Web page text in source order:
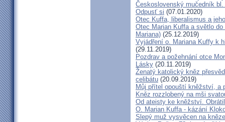
Československý mučedník
Odpusť si (07.01.2020)
Otec Kuffa, liberalismus a
Otec Marian Kuffa a světlo
Mariana) (25.12.2019)
Vyjádření o. Mariana Kuffy k
(29.11.2019)
Pozdrav a požehnání otce
Lásky (20.11.2019)
Ženatý katolický kněz
celibátu (20.09.2019)
Můj přítel opouští kněžství, a
Kněz rozzlobený na mši
Od ateisty ke kněžství.
O. Marian Kuffa - kázání
Slepý muž vysvěcen na kněze